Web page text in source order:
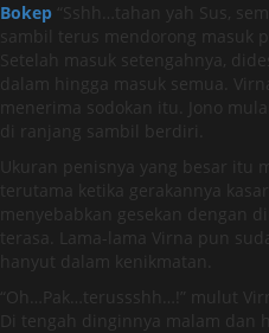
Bokep “Sshh…tahan yah Sus,
sambil terus mendorong masuk
Setelah masuk setengahnya,
dalam hingga masuk semua.
menerima sodokan itu. Jono
di ranjang sambil berdiri.
Ukuran penisnya yang besar itu
terutama ketika gerakannya
menyebabkan gesekan dengan
terasa. Lama-lama Virna pun
hanyut dalam kenikmatan.
“Oh…Pak…terussshh…!” mulut
Di tengah dinginnya malam dan